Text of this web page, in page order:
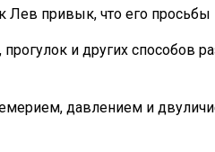
Лев привык, что его просьбы
и других способов
давлением и